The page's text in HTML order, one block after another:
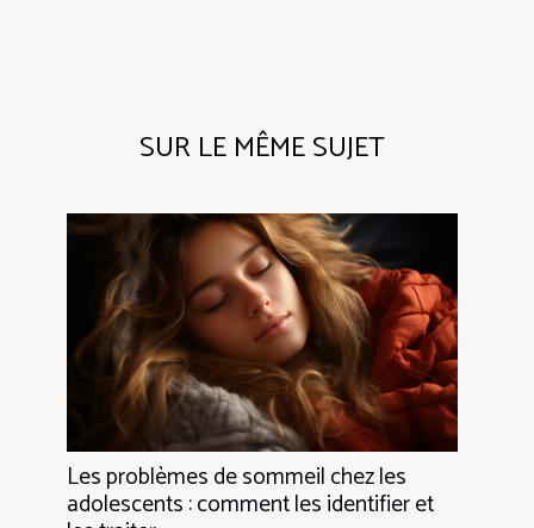
SUR LE MÊME SUJET
Les problèmes de sommeil chez les
adolescents : comment les identifier et